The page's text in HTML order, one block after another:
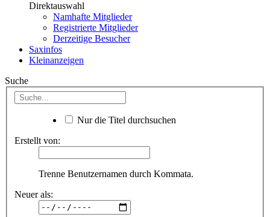
Direktauswahl
Namhafte Mitglieder
Registrierte Mitglieder
Derzeitige Besucher
Saxinfos
Kleinanzeigen
Suche
Nur die Titel durchsuchen
Erstellt von:
Trenne Benutzernamen durch Kommata.
Neuer als: